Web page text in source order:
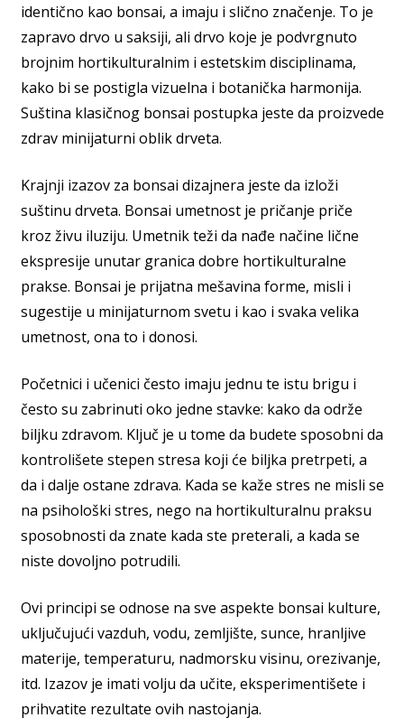
identično kao bonsai, a imaju i slično značenje. To je
zapravo drvo u saksiji, ali drvo koje je podvrgnuto
brojnim hortikulturalnim i estetskim disciplinama,
kako bi se postigla vizuelna i botanička harmonija.
Suština klasičnog bonsai postupka jeste da proizvede
zdrav minijaturni oblik drveta.
Krajnji izazov za bonsai dizajnera jeste da izloži
suštinu drveta. Bonsai umetnost je pričanje priče
kroz živu iluziju. Umetnik teži da nađe načine lične
ekspresije unutar granica dobre hortikulturalne
prakse. Bonsai je prijatna mešavina forme, misli i
sugestije u minijaturnom svetu i kao i svaka velika
umetnost, ona to i donosi.
Početnici i učenici često imaju jednu te istu brigu i
često su zabrinuti oko jedne stavke: kako da održe
biljku zdravom. Ključ je u tome da budete sposobni da
kontrolišete stepen stresa koji će biljka pretrpeti, a
da i dalje ostane zdrava. Kada se kaže stres ne misli se
na psihološki stres, nego na hortikulturalnu praksu
sposobnosti da znate kada ste preterali, a kada se
niste dovoljno potrudili.
Ovi principi se odnose na sve aspekte bonsai kulture,
uključujući vazduh, vodu, zemljište, sunce, hranljive
materije, temperaturu, nadmorsku visinu, orezivanje,
itd. Izazov je imati volju da učite, eksperimentišete i
prihvatite rezultate ovih nastojanja.